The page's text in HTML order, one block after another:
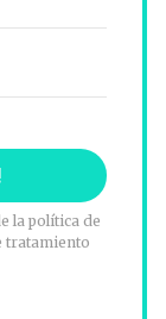
la política de
tratamiento